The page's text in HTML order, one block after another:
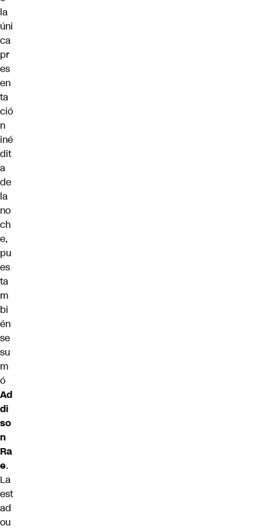
la
úni
ca
pr
es
en
ta
ció
n
iné
dit
a
de
la
no
ch
e,
pu
es
ta
m
bi
én
se
su
m
ó
Ad
di
so
n
Ra
e.
La
est
ad
ou